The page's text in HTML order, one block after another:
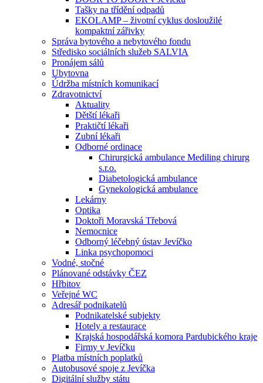
Tašky na třídění odpadů
EKOLAMP – životní cyklus dosloužilé
kompaktní zářivky
Správa bytového a nebytového fondu
Středisko sociálních služeb SALVIA
Pronájem sálů
Ubytovna
Údržba místních komunikací
Zdravotnictví
Aktuality
Dětští lékaři
Praktičtí lékaři
Zubní lékaři
Odborné ordinace
Chirurgická ambulance Mediling chirurg
s.r.o.
Diabetologická ambulance
Gynekologická ambulance
Lekárny
Optika
Doktoři Moravská Třebová
Nemocnice
Odborný léčebný ústav Jevíčko
Linka psychopomoci
Vodné, stočné
Plánované odstávky ČEZ
Hřbitov
Veřejné WC
Adresář podnikatelů
Podnikatelské subjekty
Hotely a restaurace
Krajská hospodářská komora Pardubického kraje
Firmy v Jevíčku
Platba místních poplatků
Autobusové spoje z Jevíčka
Digitální služby státu